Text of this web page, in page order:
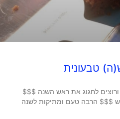
טבעונית
לחגוג את ראש השנה $$$
$$$ הרבה טעם ומתיקות לשנה